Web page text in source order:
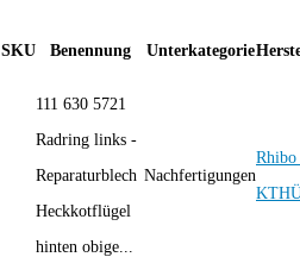
SKU Benennung Unterkategorie
111 630 5721
Radring links -
Reparaturblech
Heckkotflügel
hinten obige...
Nachfertigungen
Rhibo